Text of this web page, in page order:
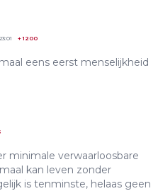
+1200
eens eerst menselijkheid
minimale verwaarloosbare
kan leven zonder
is tenminste, helaas geen